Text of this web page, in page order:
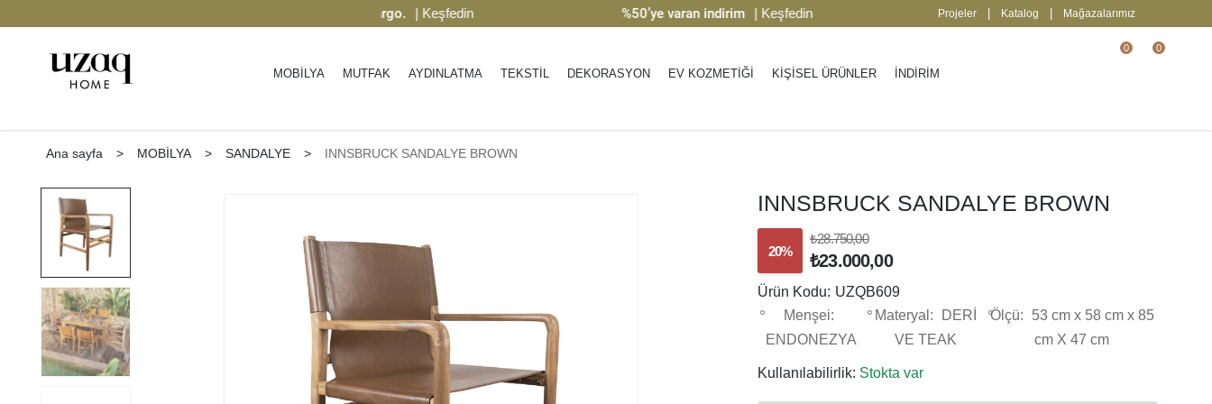
| Keşfedin %50’ye varan indirim | Keşfedin 2000 TL üzeri ücretsiz kargo. | Keşfedin
Projeler Katalog Mağazalarımız
MOBİLYA MUTFAK AYDINLATMA TEKSTİL DEKORASYON EV KOZMETİĞİ KİŞİSEL ÜRÜNLER İNDİRİM
0 0
Ana sayfa > MOBİLYA > SANDALYE > INNSBRUCK SANDALYE BROWN
INNSBRUCK SANDALYE BROWN
20%
₺28.750,00
₺23.000,00
Ürün Kodu: UZQB609
Menşei:
ENDONEZYA
Materyal:
DERİ
VE TEAK
Ölçü:
53 cm x 58 cm x 85
cm X 47 cm
Kullanılabilirlik: Stokta var